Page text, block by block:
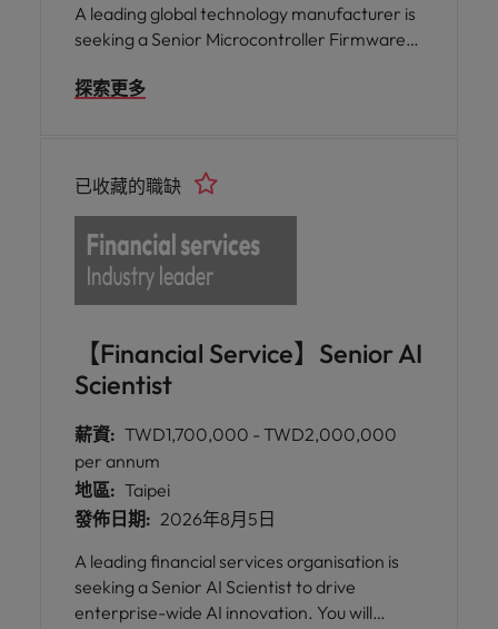
A leading global technology manufacturer is
seeking a Senior Microcontroller Firmware
Taiwan.
探索更多
【Financial Service】Senior AI
Scientist
已收藏的職缺
薪資: TWD1,700,000 - TWD2,000,000
per annum
地區: Taipei
發佈日期: 2026年8月5日
A leading financial services organisation is
seeking a Senior AI Scientist to drive
enterprise-wide AI innovation. You will